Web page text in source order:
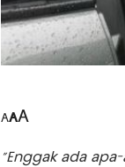
AAA
"Enggak ada